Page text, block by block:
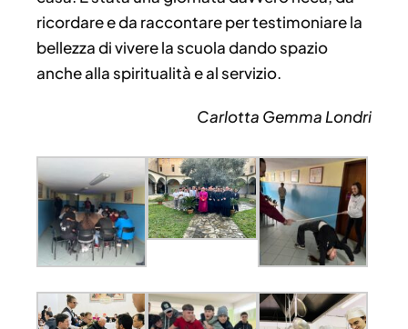
ricordare e da raccontare per testimoniare la
bellezza di vivere la scuola dando spazio
anche alla spiritualità e al servizio.
Carlotta Gemma Londri